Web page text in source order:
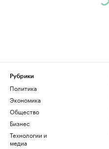
Рубрики
Политика
Экономика
Общество
Бизнес
Технологии и
медиа